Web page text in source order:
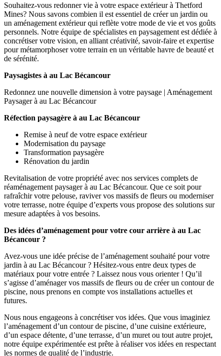
Souhaitez-vous redonner vie à votre espace extérieur à Thetford
Mines? Nous savons combien il est essentiel de créer un jardin ou
un aménagement extérieur qui reflète votre mode de vie et vos goûts
personnels. Notre équipe de spécialistes en paysagement est dédiée à
concrétiser votre vision, en alliant créativité, savoir-faire et expertise
pour métamorphoser votre terrain en un véritable havre de beauté et
de sérénité.
Paysagistes à au Lac Bécancour
Redonnez une nouvelle dimension à votre paysage | Aménagement
Paysager à au Lac Bécancour
Réfection paysagère à au Lac Bécancour
Remise à neuf de votre espace extérieur
Modernisation du paysage
Transformation paysagère
Rénovation du jardin
Revitalisation de votre propriété avec nos services complets de
réaménagement paysager à au Lac Bécancour. Que ce soit pour
rafraîchir votre pelouse, raviver vos massifs de fleurs ou moderniser
votre terrasse, notre équipe d’experts vous propose des solutions sur
mesure adaptées à vos besoins.
Des idées d’aménagement pour votre cour arrière à au Lac
Bécancour ?
Avez-vous une idée précise de l’aménagement souhaité pour votre
jardin à au Lac Bécancour ? Hésitez-vous entre deux types de
matériaux pour votre entrée ? Laissez nous vous orienter ! Qu’il
s’agisse d’aménager vos massifs de fleurs ou de créer un contour de
piscine, nous prenons en compte vos installations actuelles et
futures.
Nous nous engageons à concrétiser vos idées. Que vous imaginiez
l’aménagement d’un contour de piscine, d’une cuisine extérieure,
d’un espace détente, d’une terrasse, d’un muret ou tout autre projet,
notre équipe expérimentée est prête à réaliser vos idées en respectant
les normes de qualité de l’industrie.